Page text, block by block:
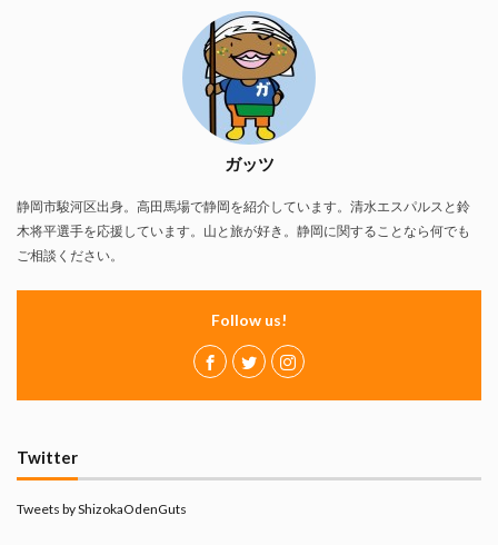
ガッツ
静岡市駿河区出身。高田馬場で静岡を紹介しています。清水エスパルスと鈴
木将平選手を応援しています。山と旅が好き。静岡に関することなら何でも
ご相談ください。
Follow us!
Twitter
Tweets by ShizokaOdenGuts